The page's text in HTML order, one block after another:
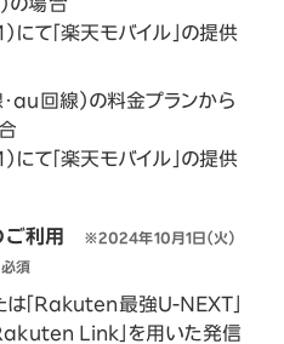
にて「楽天モバイル」の提供
au回線）の料金プランから
にて「楽天モバイル」の提供
ご利用
※2024年10月1日（火）
須
は「Rakuten最強U-NEXT」
Link」を用いた発信